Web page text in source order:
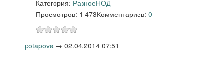
Категория: РазноеНОД
Просмотров: 1 473Комментариев: 0
potapova → 02.04.2014 07:51